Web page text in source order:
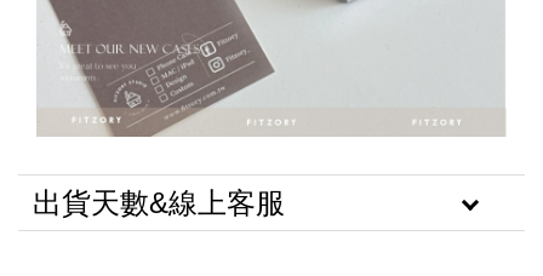
出貨天數&線上客服